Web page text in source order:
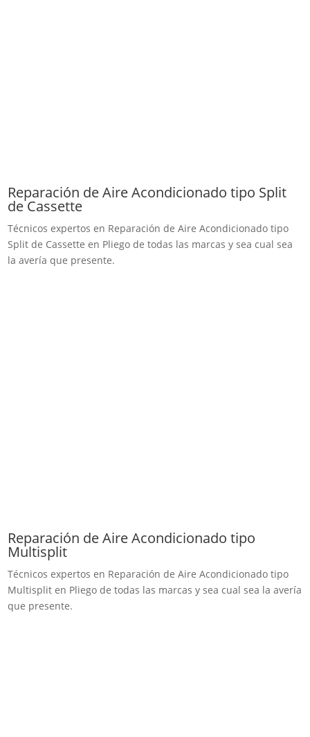
Reparación de Aire Acondicionado tipo Split
de Cassette
Técnicos expertos en Reparación de Aire Acondicionado tipo
Split de Cassette en Pliego de todas las marcas y sea cual sea
la avería que presente.
Reparación de Aire Acondicionado tipo
Multisplit
Técnicos expertos en Reparación de Aire Acondicionado tipo
Multisplit en Pliego de todas las marcas y sea cual sea la avería
que presente.